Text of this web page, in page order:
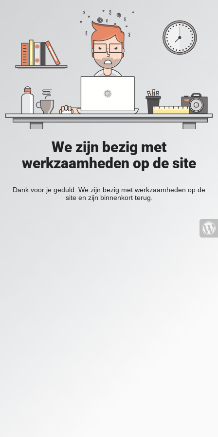
We zijn bezig met
werkzaamheden op de site
Dank voor je geduld. We zijn bezig met werkzaamheden op de
site en zijn binnenkort terug.